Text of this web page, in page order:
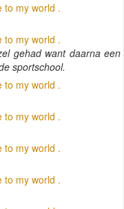
to my world .
to my world .
gehad want daarna een
sportschool.
to my world .
to my world .
to my world .
to my world .